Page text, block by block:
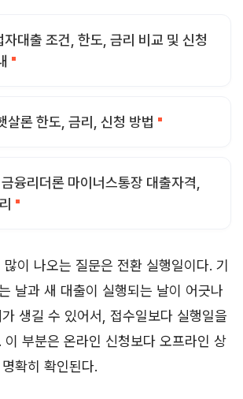
자대출 조건, 한도, 금리 비교 및 신청
살론 한도, 금리, 신청 방법
융리더론 마이너스통장 대출자격,
이 나오는 질문은 전환 실행일이다. 기
날과 새 대출이 실행되는 날이 어긋나
생길 수 있어서, 접수일보다 실행일을
이 부분은 온라인 신청보다 오프라인 상
확히 확인된다.